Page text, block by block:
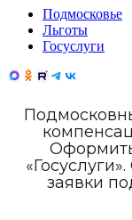
Подмосковье
Льготы
Госуслуги
заявки